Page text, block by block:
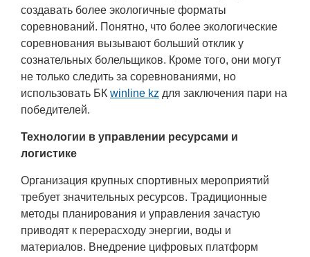
создавать более экологичные форматы
соревнований. Понятно, что более экологические
соревнования вызывают больший отклик у
сознательных болельщиков. Кроме того, они могут
не только следить за соревнованиями, но
использовать БК winline kz для заключения пари на
победителей.
Технологии в управлении ресурсами и
логистике
Организация крупных спортивных мероприятий
требует значительных ресурсов. Традиционные
методы планирования и управления зачастую
приводят к перерасходу энергии, воды и
материалов. Внедрение цифровых платформ